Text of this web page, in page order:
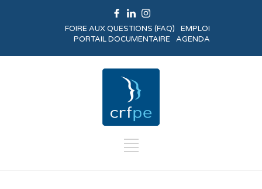
EMPLOI
FOIRE AUX QUESTIONS (FAQ)
AGENDA
PORTAIL DOCUMENTAIRE